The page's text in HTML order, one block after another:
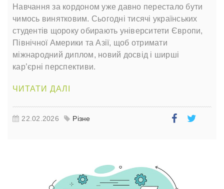
Навчання за кордоном уже давно перестало бути
чимось винятковим. Сьогодні тисячі українських
студентів щороку обирають університети Європи,
Північної Америки та Азії, щоб отримати
міжнародний диплом, новий досвід і ширші
кар’єрні перспективи.
ЧИТАТИ ДАЛІ
22.02.2026 Різне